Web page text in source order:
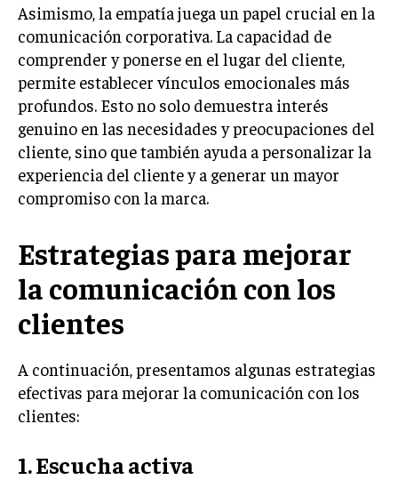
INVESTIGACIÓN DE MERCADO
ANÁLISIS DE COMPETENCIA
GESTIÓN DE CLIENTES
EMPRENDIMIENTO
INNOVACIÓN EMPRESARIAL
GESTIÓN DEL CAMBIO
HABILIDADES DIRECTIVAS
EMPRENDIMIENTO
PLANIFICACIÓN EMPRESARIAL
FINANZAS
FINANZAS Y CONTABILIDAD
GESTIÓN DE RECURSOS FINANCIEROS
Asimismo, la empatía juega un papel crucial en la
comunicación corporativa. La capacidad de
comprender y ponerse en el lugar del cliente,
permite establecer vínculos emocionales más
profundos. Esto no solo demuestra interés
genuino en las necesidades y preocupaciones del
cliente, sino que también ayuda a personalizar la
experiencia del cliente y a generar un mayor
compromiso con la marca.
Estrategias para mejorar
la comunicación con los
clientes
A continuación, presentamos algunas estrategias
efectivas para mejorar la comunicación con los
clientes:
1. Escucha activa